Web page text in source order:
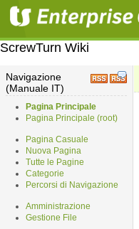
ScrewTurn Wiki
Navigazione
(Manuale IT)
Pagina Principale
Pagina Principale (root)
Pagina Casuale
Nuova Pagina
Tutte le Pagine
Categorie
Percorsi di Navigazione
Amministrazione
Gestione File